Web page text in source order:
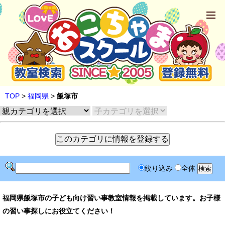
TOP > 福岡県 > 飯塚市
絞り込み 全体
福岡県飯塚市の子ども向け習い事教室情報を掲載しています。お子様
の習い事探しにお役立てください！